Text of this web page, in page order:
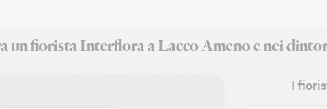
un fiorista Interflora a Lacco Ameno e nei
I